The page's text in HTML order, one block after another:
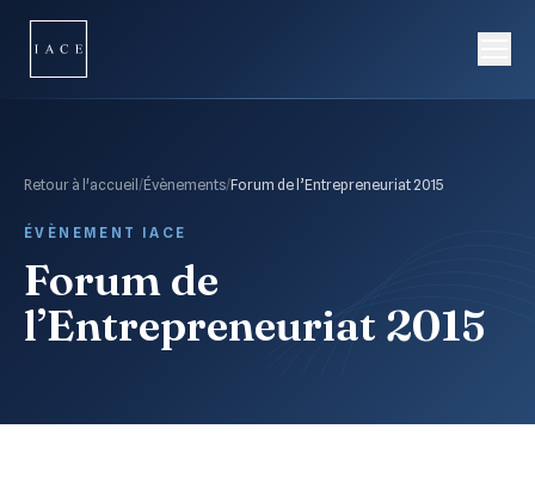
Retour à l'accueil /Évènements/Forum de l’Entrepreneuriat 2015
ÉVÈNEMENT IACE
Forum de
l’Entrepreneuriat 2015